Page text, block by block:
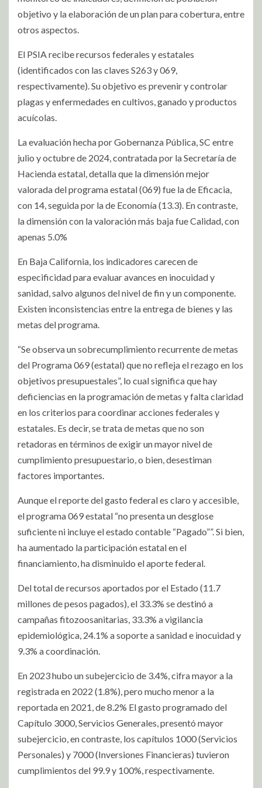
objetivo y la elaboración de un plan para cobertura, entre
otros aspectos.
El PSIA recibe recursos federales y estatales
(identificados con las claves S263 y 069,
respectivamente). Su objetivo es prevenir y controlar
plagas y enfermedades en cultivos, ganado y productos
acuícolas.
La evaluación hecha por Gobernanza Pública, SC entre
julio y octubre de 2024, contratada por la Secretaría de
Hacienda estatal, detalla que la dimensión mejor
valorada del programa estatal (069) fue la de Eficacia,
con 14, seguida por la de Economía (13.3). En contraste,
la dimensión con la valoración más baja fue Calidad, con
apenas 5.0%
En Baja California, los indicadores carecen de
especificidad para evaluar avances en inocuidad y
sanidad, salvo algunos del nivel de fin y un componente.
Existen inconsistencias entre la entrega de bienes y las
metas del programa.
“Se observa un sobrecumplimiento recurrente de metas
del Programa 069 (estatal) que no refleja el rezago en los
objetivos presupuestales”, lo cual significa que hay
deficiencias en la programación de metas y falta claridad
en los criterios para coordinar acciones federales y
estatales. Es decir, se trata de metas que no son
retadoras en términos de exigir un mayor nivel de
cumplimiento presupuestario, o bien, desestiman
factores importantes.
Aunque el reporte del gasto federal es claro y accesible,
el programa 069 estatal “no presenta un desglose
suficiente ni incluye el estado contable “Pagado””. Si bien,
ha aumentado la participación estatal en el
financiamiento, ha disminuido el aporte federal.
Del total de recursos aportados por el Estado (11.7
millones de pesos pagados), el 33.3% se destinó a
campañas fitozoosanitarias, 33.3% a vigilancia
epidemiológica, 24.1% a soporte a sanidad e inocuidad y
9.3% a coordinación.
En 2023 hubo un subejercicio de 3.4%, cifra mayor a la
registrada en 2022 (1.8%), pero mucho menor a la
reportada en 2021, de 8.2% El gasto programado del
Capítulo 3000, Servicios Generales, presentó mayor
subejercicio, en contraste, los capítulos 1000 (Servicios
Personales) y 7000 (Inversiones Financieras) tuvieron
cumplimientos del 99.9 y 100%, respectivamente.